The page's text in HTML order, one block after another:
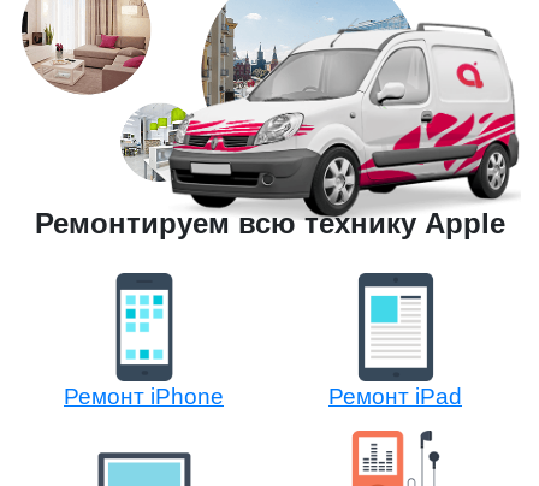
Ремонтируем всю технику Apple
Ремонт iPhone Ремонт iPad